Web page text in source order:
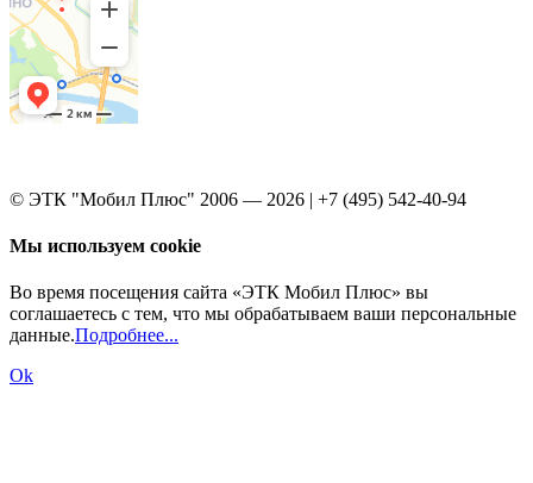
© ЭТК "Мобил Плюс" 2006 — 2026 | +7 (495) 542-40-94
Мы используем cookie
Во время посещения сайта «ЭТК Мобил Плюс» вы
соглашаетесь с тем, что мы обрабатываем ваши персональные
данные.Подробнее...
Ok